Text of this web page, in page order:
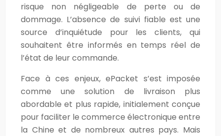
risque non négligeable de perte ou de
dommage. L’absence de suivi fiable est une
source d’inquiétude pour les clients, qui
souhaitent être informés en temps réel de
l’état de leur commande.
Face à ces enjeux, ePacket s’est imposée
comme une solution de livraison plus
abordable et plus rapide, initialement conçue
pour faciliter le commerce électronique entre
la Chine et de nombreux autres pays. Mais